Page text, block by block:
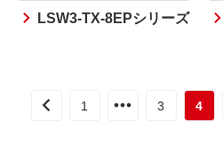
LSW3-TX-8EPシリーズ
1 3 4